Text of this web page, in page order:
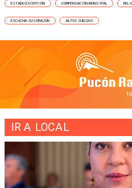
ESTADO EXCEPCIÓN COMPENSACIÓN MUNICIPAL
ESCUCHA SU CORAZÓN ALTOS SUELDOS
IR A LOCAL